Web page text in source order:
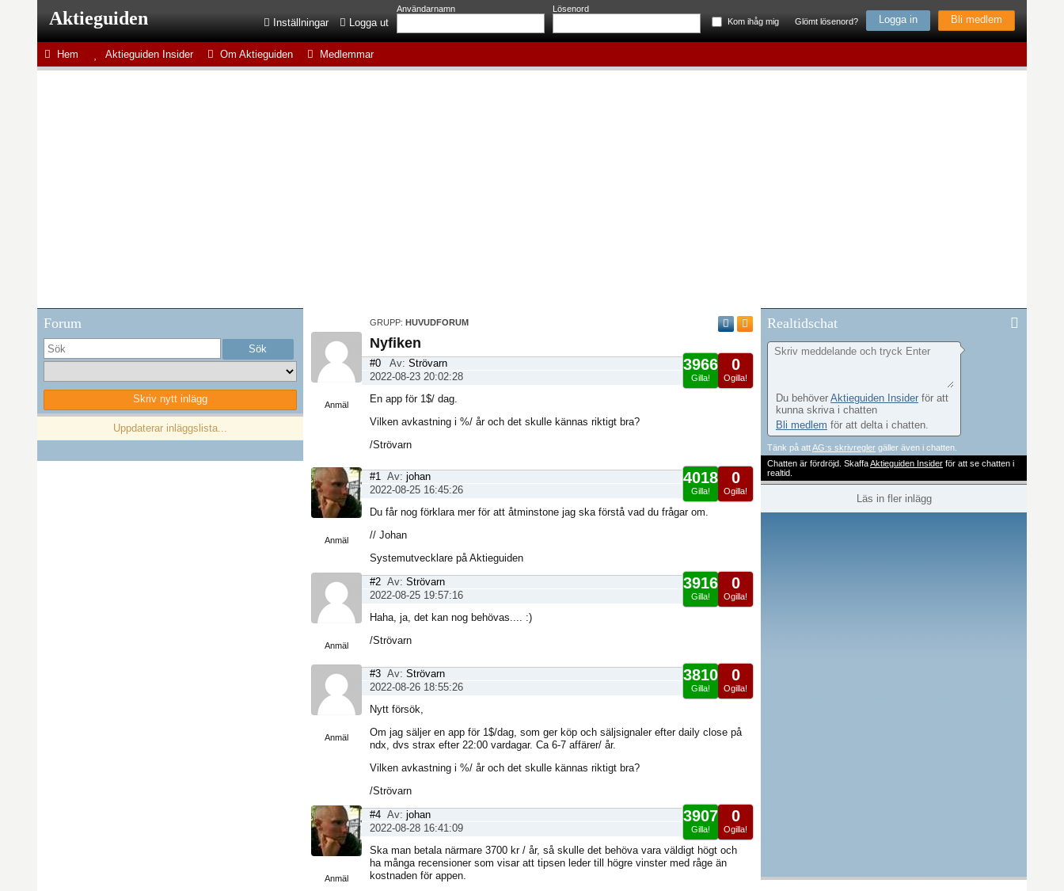
Aktieguiden Användarnamn
Lösenord
Kom ihåg mig
Glömt lösenord? Bli medlem
Inställningar Logga ut
Hem Aktieguiden Insider Om Aktieguiden Medlemmar
Forum
Skriv nytt inlägg
Uppdaterar inläggslista...
1
GRUPP: HUVUDFORUM
Anmäl
Nyfiken
0
Ogilla!
3966
Gilla!
#0 Av: Strövarn
2022-08-23 20:02:28
En app för 1$/ dag.
Vilken avkastning i %/ år och det skulle kännas riktigt bra?
/Strövarn
Anmäl
0
Ogilla!
4018
Gilla!
#1 Av: johan
2022-08-25 16:45:26
Du får nog förklara mer för att åtminstone jag ska förstå vad du frågar om.
// Johan
Systemutvecklare på Aktieguiden
Anmäl
0
Ogilla!
3916
Gilla!
#2 Av: Strövarn
2022-08-25 19:57:16
Haha, ja, det kan nog behövas.... :)
/Strövarn
Anmäl
0
Ogilla!
3810
Gilla!
#3 Av: Strövarn
2022-08-26 18:55:26
Nytt försök,
Om jag säljer en app för 1$/dag, som ger köp och säljsignaler efter daily close på
ndx, dvs strax efter 22:00 vardagar. Ca 6-7 affärer/ år.
Vilken avkastning i %/ år och det skulle kännas riktigt bra?
/Strövarn
Anmäl
0
Ogilla!
3907
Gilla!
#4 Av: johan
2022-08-28 16:41:09
Ska man betala närmare 3700 kr / år, så skulle det behöva vara väldigt högt och
ha många recensioner som visar att tipsen leder till högre vinster med råge än
kostnaden för appen.
Realtidschat
Du behöver Aktieguiden Insider för att
kunna skriva i chatten
Bli medlem för att delta i chatten.
Tänk på attAG:s skrivregler gäller även i chatten.
Chatten är fördröjd. SkaffaAktieguiden Insider för att se chatten i
realtid.
Läs in fler inlägg